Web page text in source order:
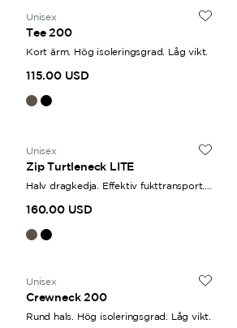
Unisex
Tee 200
Kort ärm. Hög isoleringsgrad. Låg vikt.
115.00 USD
Unisex
Zip Turtleneck LITE
Halv dragkedja. Effektiv fukttransport.
160.00 USD
Unisex
Crewneck 200
Rund hals. Hög isoleringsgrad. Låg vikt.